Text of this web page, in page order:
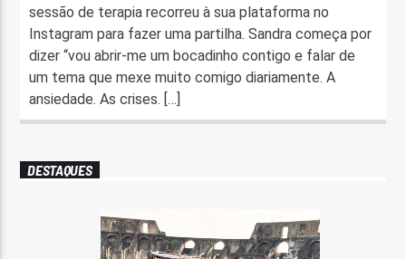
sessão de terapia recorreu à sua plataforma no
Instagram para fazer uma partilha. Sandra começa por
dizer “vou abrir-me um bocadinho contigo e falar de
um tema que mexe muito comigo diariamente. A
ansiedade. As crises. […]
DESTAQUES